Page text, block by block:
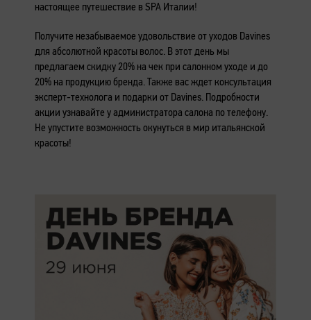
настоящее путешествие в SPA Италии!
Получите незабываемое удовольствие от уходов Davines
для абсолютной красоты волос. В этот день мы
предлагаем скидку 20% на чек при салонном уходе и до
20% на продукцию бренда. Также вас ждет консультация
эксперт-технолога и подарки от Davines. Подробности
акции узнавайте у администратора салона по телефону.
Не упустите возможность окунуться в мир итальянской
красоты!